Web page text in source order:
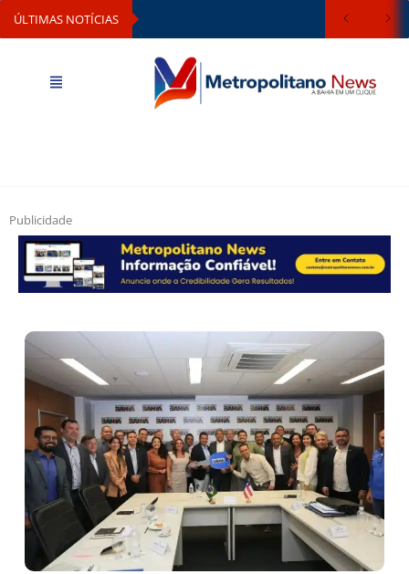
ÚLTIMAS NOTÍCIAS
Publicidade